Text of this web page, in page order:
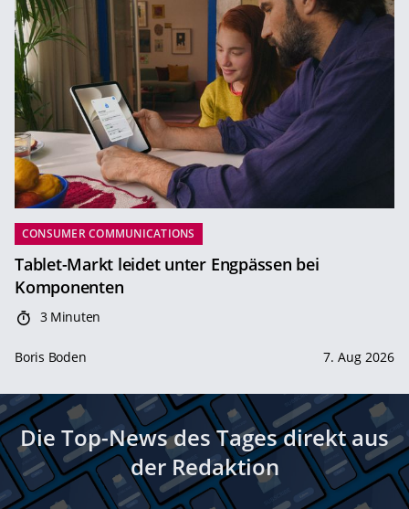
CONSUMER COMMUNICATIONS
Tablet-Markt leidet unter Engpässen bei
Komponenten
3 Minuten
Boris Boden 7. Aug 2026
Die Top-News des Tages direkt aus
der Redaktion